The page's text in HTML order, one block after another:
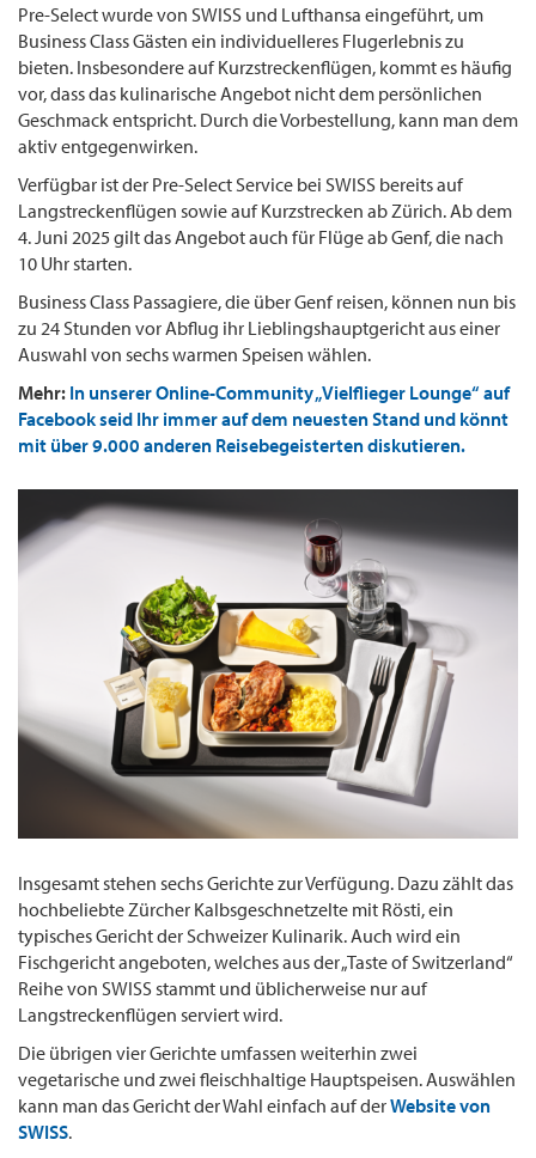
Pre-Select wurde von SWISS und Lufthansa eingeführt, um
Business Class Gästen ein individuelleres Flugerlebnis zu
bieten. Insbesondere auf Kurzstreckenflügen, kommt es häufig
vor, dass das kulinarische Angebot nicht dem persönlichen
Geschmack entspricht. Durch die Vorbestellung, kann man dem
aktiv entgegenwirken.
Verfügbar ist der Pre-Select Service bei SWISS bereits auf
Langstreckenflügen sowie auf Kurzstrecken ab Zürich. Ab dem
4. Juni 2025 gilt das Angebot auch für Flüge ab Genf, die nach
10 Uhr starten.
Business Class Passagiere, die über Genf reisen, können nun bis
zu 24 Stunden vor Abflug ihr Lieblingshauptgericht aus einer
Auswahl von sechs warmen Speisen wählen.
Mehr: In unserer Online-Community „Vielflieger Lounge“ auf
Facebook seid Ihr immer auf dem neuesten Stand und könnt
mit über 9.000 anderen Reisebegeisterten diskutieren.
Insgesamt stehen sechs Gerichte zur Verfügung. Dazu zählt das
hochbeliebte Zürcher Kalbsgeschnetzelte mit Rösti, ein
typisches Gericht der Schweizer Kulinarik. Auch wird ein
Fischgericht angeboten, welches aus der „Taste of Switzerland“
Reihe von SWISS stammt und üblicherweise nur auf
Langstreckenflügen serviert wird.
Die übrigen vier Gerichte umfassen weiterhin zwei
vegetarische und zwei fleischhaltige Hauptspeisen. Auswählen
kann man das Gericht der Wahl einfach auf derWebsite von
SWISS.